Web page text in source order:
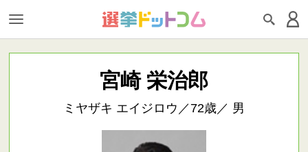
宮崎 栄治郎
ミヤザキ エイジロウ／72歳／ 男